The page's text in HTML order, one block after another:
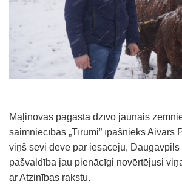
Maļinovas pagastā dzīvo jaunais
saimniecības „Tīrumi” īpašnieks Aivars
viņš sevi dēvē par iesācēju, Daugavpils
pašvaldība jau pienācīgi novērtējusi
ar Atzinības rakstu.